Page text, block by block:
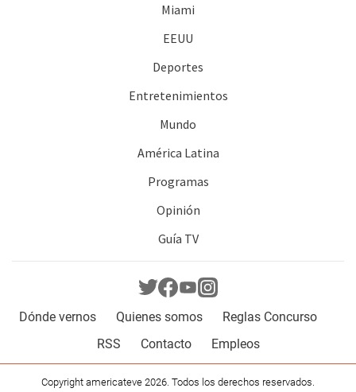
Miami
EEUU
Deportes
Entretenimientos
Mundo
América Latina
Programas
Opinión
Guía TV
Dónde vernos Quienes somos
Reglas Concurso
RSS
Contacto Empleos
Copyright americateve 2026. Todos los derechos reservados.